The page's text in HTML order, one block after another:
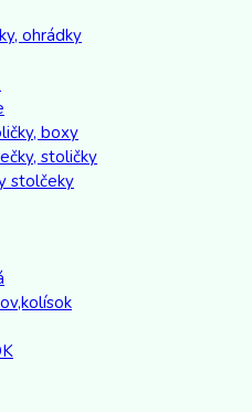
ohrádky
boxy
stoličky
stolčeky